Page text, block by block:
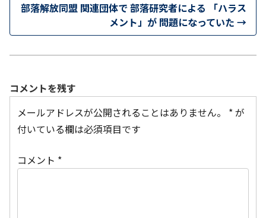
部落解放同盟 関連団体で 部落研究者による 「ハラス
メント」が 問題になっていた →
コメントを残す
メールアドレスが公開されることはありません。
*が
付いている欄は必須項目です
コメント *